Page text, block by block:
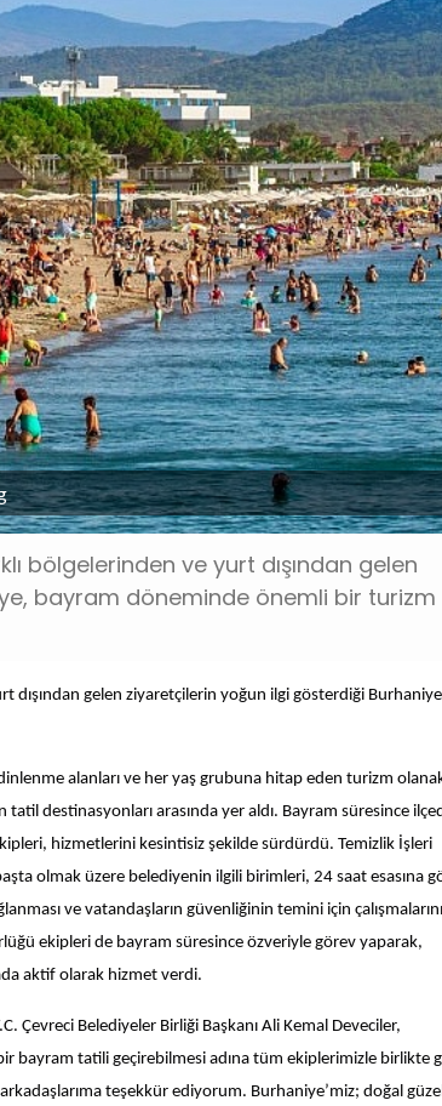
bölgelerinden ve yurt dışından gelen
bayram döneminde önemli bir turizm
dışından gelen ziyaretçilerin yoğun ilgi gösterdiği
alanları ve her yaş grubuna hitap eden turizm
destinasyonları arasında yer aldı. Bayram süresince
hizmetlerini kesintisiz şekilde sürdürdü. Temizlik İşleri
olmak üzere belediyenin ilgili birimleri, 24 saat esasına
ve vatandaşların güvenliğinin temini için çalışmalarını
ekipleri de bayram süresince özveriyle görev yaparak,
aktif olarak hizmet verdi.
Çevreci Belediyeler Birliği Başkanı Ali Kemal Deveciler,
bayram tatili geçirebilmesi adına tüm ekiplerimizle birlikte
teşekkür ediyorum. Burhaniye’miz; doğal